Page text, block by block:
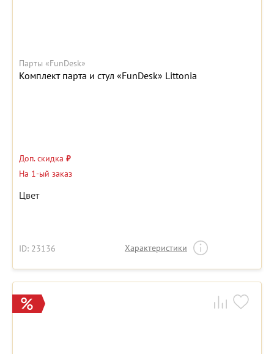
Парты «FunDesk»
Комплект парта и стул «FunDesk» Littonia
Доп. скидка ₽
На 1-ый заказ
Цвет
ID: 23136 Характеристики